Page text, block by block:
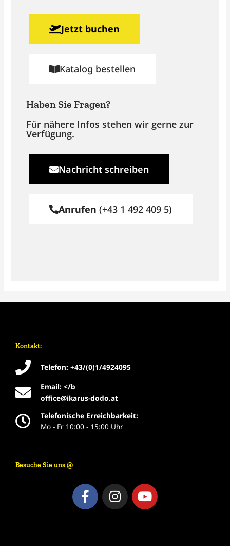
Jetzt buchen
Katalog bestellen
Haben Sie Fragen?
Für nähere Infos stehen wir gerne zur
Verfügung.
Nachricht schreiben
Anrufen (+43 1 492 409 5)
Kontakt:
Telefon: +43/(0)1/4924095
Email: </b
office@ikarus-dodo.at
Telefonische Erreichbarkeit:
Mo - Fr 10:00 - 15:00 Uhr
Besuche Sie uns @
F
a
I
n
Y
o